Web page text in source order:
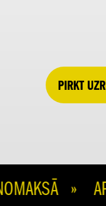
PIRKT
»